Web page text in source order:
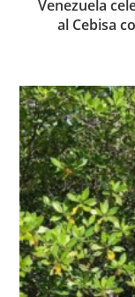
Venezuela
al Cebisa